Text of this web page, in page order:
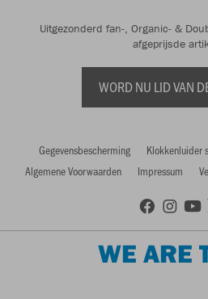
Uitgezonderd fan-, Organic- &
afgeprijsde
WORD NU LID VAN
Gegevensbescherming Klokkenluider
Algemene Voorwaarden
Impressum
WE ARE